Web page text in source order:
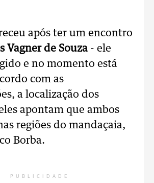
após ter um encontro
Vagner de Souza - ele
e no momento está
com as
a localização dos
apontam que ambos
regiões do mandaçaia,
Borba.
PUBLICIDADE